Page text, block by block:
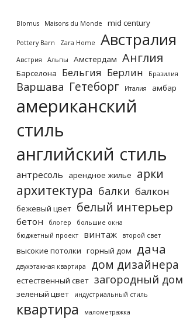
Blomus Maisons du Monde mid century
Pottery Barn Zara Home Австралия
Австрия Альпы Амстердам Англия
Барселона Бельгия Берлин Бразилия
Варшава Гетеборг Италия амбар
американский
стиль
английский стиль
антресоль арендное жилье арки
архитектура балки балкон
бежевый цвет белый интерьер
бетон блогер
большие окна
бюджетный проект
винтаж второй свет
высокие потолки горный дом дача
двухэтажная квартира дом дизайнера
естественный свет загородный дом
зеленый цвет индустриальный стиль
квартира малометражка